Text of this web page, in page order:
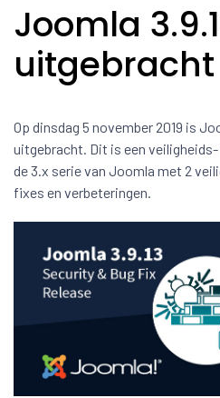
Joomla
uitgebracht
Op dinsdag 5 november 2019 is
uitgebracht. Dit is een
de 3.x serie van Joomla met 2
fixes en verbeteringen.